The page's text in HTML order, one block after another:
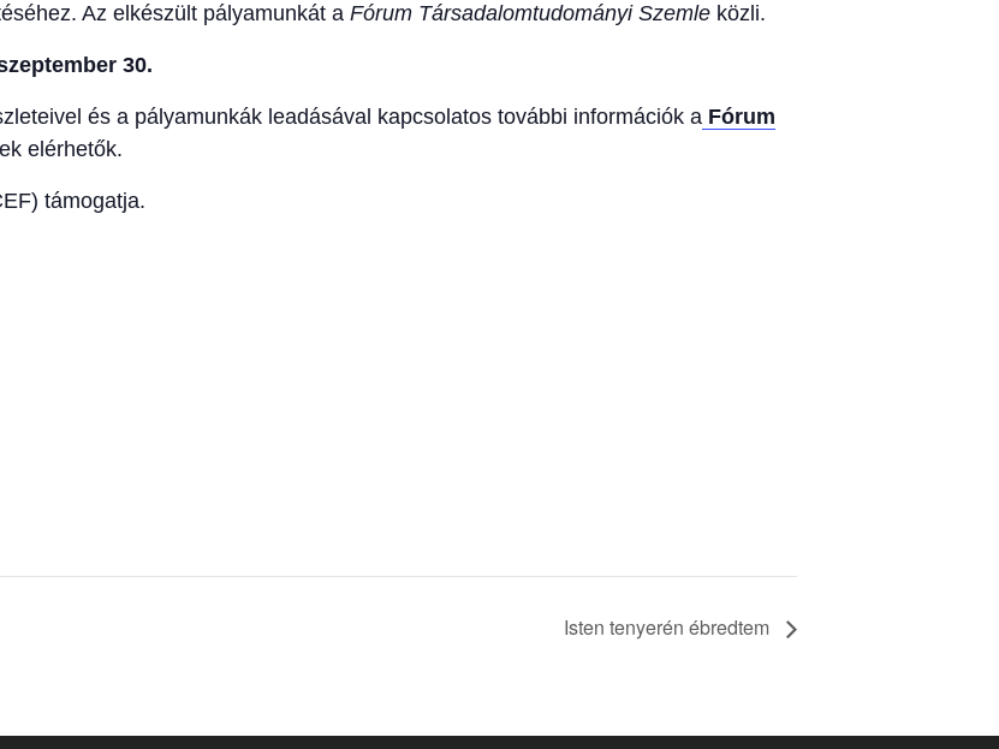
Az elkészült pályamunkát a Fórum Társadalomtudományi Szemle közli.
30.
és a pályamunkák leadásával kapcsolatos további információk a Fórum
elérhetők.
támogatja.
Isten tenyerén ébredtem